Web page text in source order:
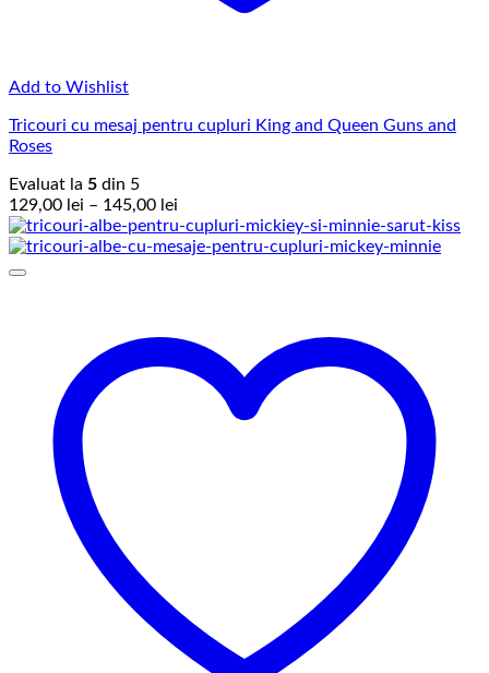
Add to Wishlist
Tricouri cu mesaj pentru cupluri King and Queen Guns and
Roses
Evaluat la 5 din 5
129,00 lei – 145,00 lei
de
prețuri: